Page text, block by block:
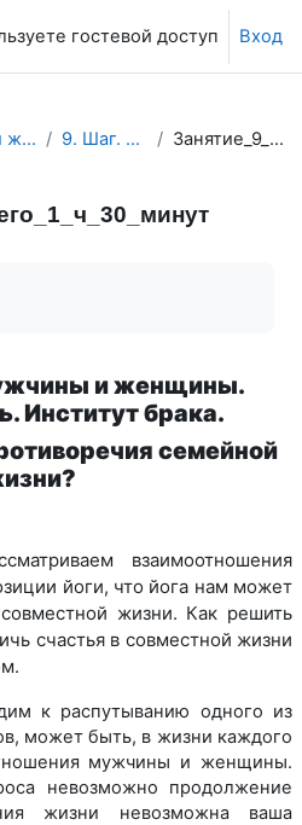
гостевой доступ Вход
Курс 302. Йога мужчины и женщины. Секс. Любовь. Духовность 9. Шаг. Занятие и Тест. Занятие_9_Всего_1_ч_30_минут
и женщины.
Институт брака.
семейной
взаимоотношения
йоги, что йога нам может
жизни. Как решить
счастья в совместной жизни
к распутыванию одного из
может быть, в жизни каждого
мужчины и женщины.
невозможно продолжение
жизни невозможна ваша